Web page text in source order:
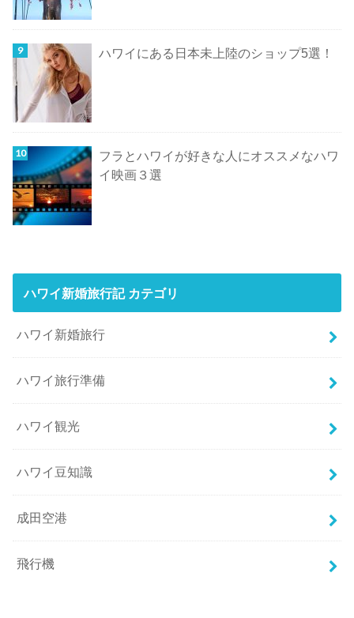
ハワイにある日本未上陸のショップ5選！
フラとハワイが好きな人にオススメなハワ
イ映画３選
ハワイ新婚旅行記 カテゴリ
ハワイ新婚旅行
ハワイ旅行準備
ハワイ観光
ハワイ豆知識
成田空港
飛行機